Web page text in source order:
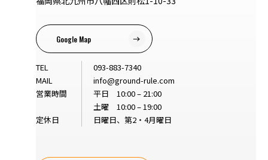
Google Map
TEL
093-883-7340
MAIL
info@ground-rule.com
営業時間
平日 10:00 – 21:00
土曜 10:00 – 19:00
定休日
日曜日、第2・4月曜日